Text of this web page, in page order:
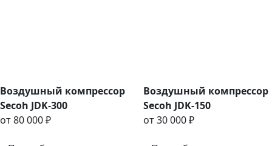
Воздушный компрессор
Secoh JDK-300
от 80 000 ₽
Воздушный компрессор
Secoh JDK-150
от 30 000 ₽